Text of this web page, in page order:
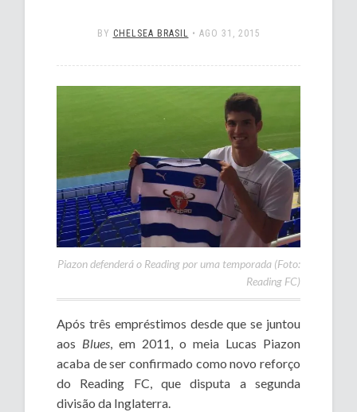
BY CHELSEA BRASIL • AGO 31, 2015
Piazon defenderá o Reading por uma temporada (Foto:
Reading FC)
Após três empréstimos desde que se juntou
aos Blues, em 2011, o meia Lucas Piazon
acaba de ser confirmado como novo reforço
do Reading FC, que disputa a segunda
divisão da Inglaterra.